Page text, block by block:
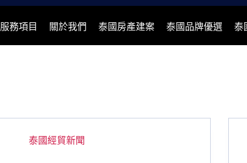
服務項目 關於我們 泰國房產建案 泰國品牌優選 泰
泰國經貿新聞